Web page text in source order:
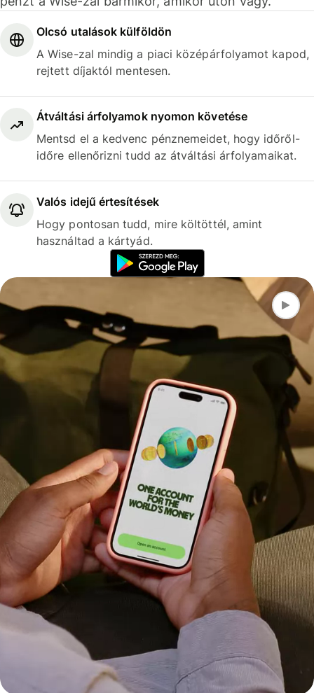
Olcsó utalások külföldön
A Wise-zal mindig a piaci középárfolyamot kapod,
rejtett díjaktól mentesen.
Átváltási árfolyamok nyomon követése
Mentsd el a kedvenc pénznemeidet, hogy időről-
időre ellenőrizni tudd az átváltási árfolyamaikat.
Valós idejű értesítések
Hogy pontosan tudd, mire költöttél, amint
használtad a kártyád.